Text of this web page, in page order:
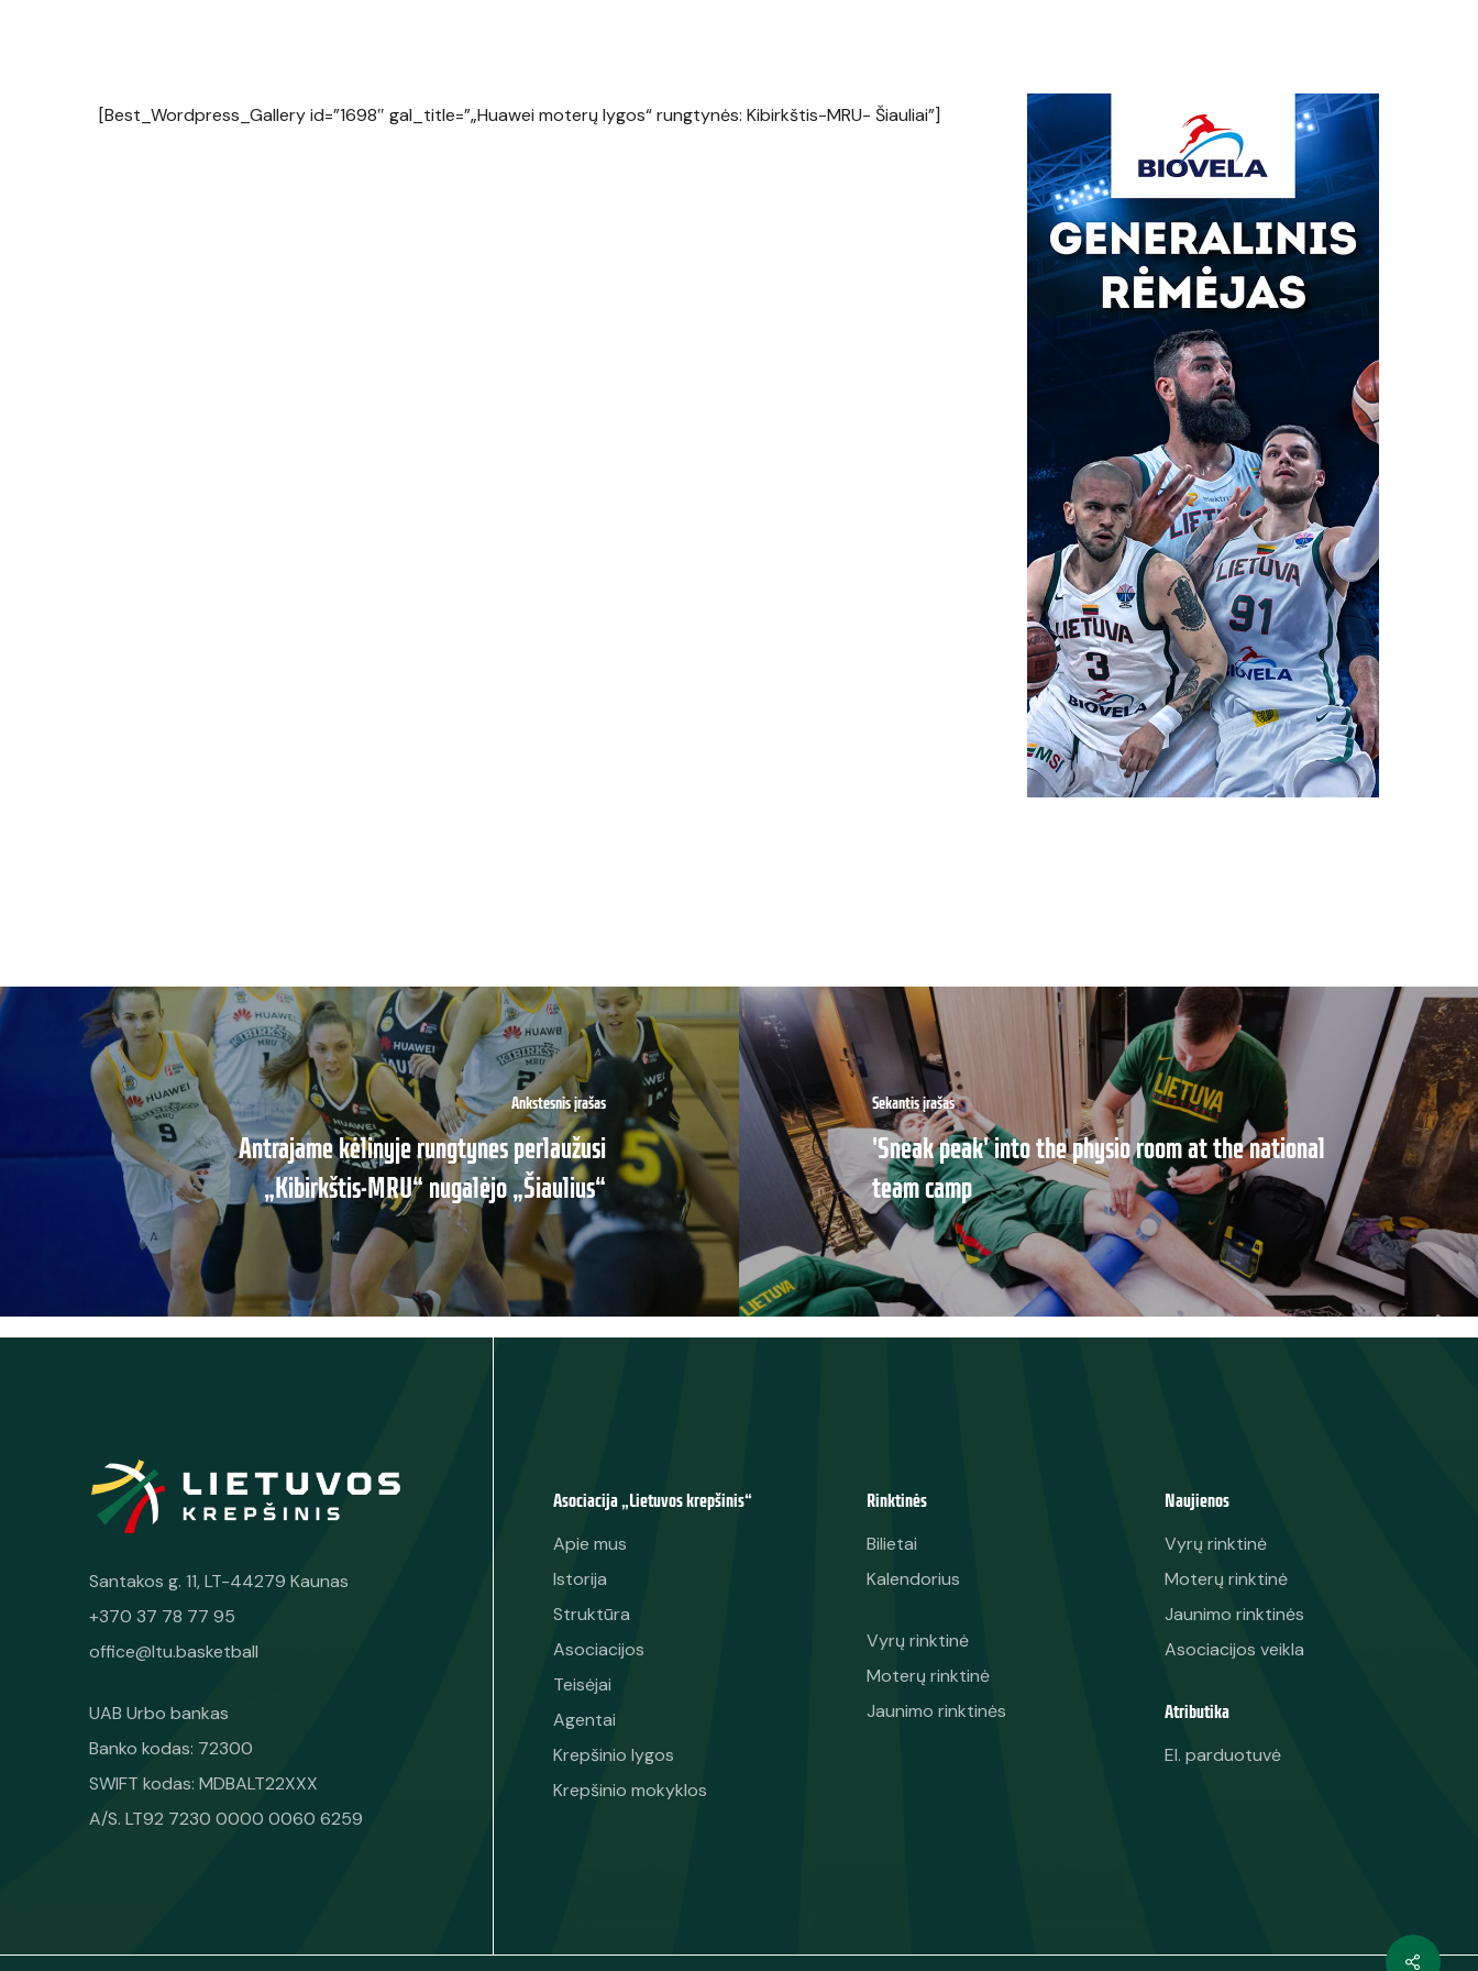
[Best_Wordpress_Gallery id=”1698″ gal_title=”„Huawei moterų lygos“ rungtynės: Kibirkštis-MRU- Šiauliai”]
Ankstesnis įrašas
Antrajame kėlinyje rungtynes perlaužusi
„Kibirkštis-MRU“ nugalėjo „Šiaulius“
Sekantis įrašas
'Sneak peak' into the physio room at the national
team camp
Santakos g. 11, LT-44279 Kaunas
+370 37 78 77 95
office@ltu.basketball
UAB Urbo bankas
Banko kodas: 72300
SWIFT kodas: MDBALT22XXX
A/S. LT92 7230 0000 0060 6259
Asociacija „Lietuvos krepšinis“
Apie mus
Istorija
Struktūra
Asociacijos
Teisėjai
Agentai
Krepšinio lygos
Krepšinio mokyklos
Rinktinės
Bilietai
Kalendorius
Vyrų rinktinė
Moterų rinktinė
Jaunimo rinktinės
Naujienos
Vyrų rinktinė
Moterų rinktinė
Jaunimo rinktinės
Asociacijos veikla
Atributika
El. parduotuvė